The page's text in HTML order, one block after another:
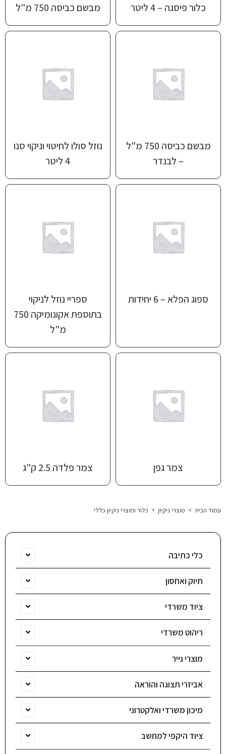
עמוד הבית > מוצרי ניקיון > כלור ומוצרי ניקיון כללי
כלי כתיבה
תיוק ואחסון
ציוד משרדי
ריהוט משרדי
מוצרי נייר
אביזרי תצוגה והוראה
מיכון משרדי ואלקטרוני
ציוד היקפי למחשב
כלור פיסגה – 4 ליטר מבשם כביסה 750 מ"ל
מבשם כביסה 750 מ"ל
– לבנדר
נוזל סולו לחיטוי וניקוי סנו
4 ליטר
ספוג הפלא – 6 יחידות
ספריי נוזל לניקוי
בתוספת אקונומיקה 750
מ"ל
צמר גפן צמר פלדה 2.5 ק"ג